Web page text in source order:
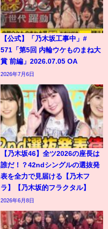
【公式】「乃木坂工事中」#
571「第5回 内輪ウケものまね大
賞 前編」2026.07.05 OA
2026年7月6日
【乃木坂46】全ツ2026の座長は
誰だ！？42ndシングルの選抜発
表を全力で見届ける【乃木フ
ラ】【乃木坂的フラクタル】
2026年6月8日